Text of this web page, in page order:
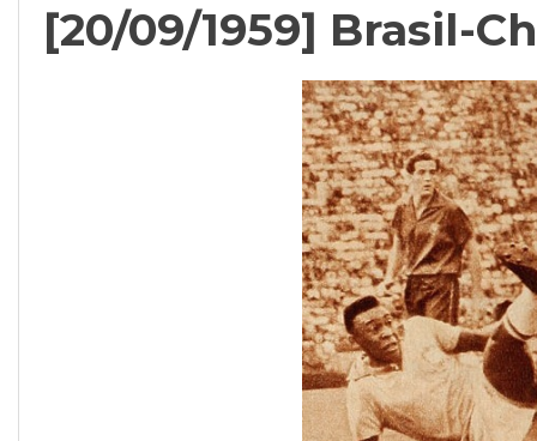
[20/09/1959] Brasil-